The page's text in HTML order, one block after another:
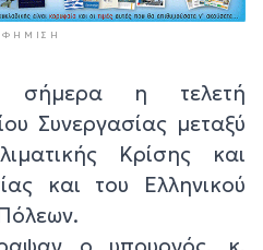
σήμερα η τελετή
Συνεργασίας μεταξύ
Κρίσης και
και του Ελληνικού